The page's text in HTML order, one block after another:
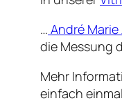
… André Marie
die Messung
Mehr
einfach